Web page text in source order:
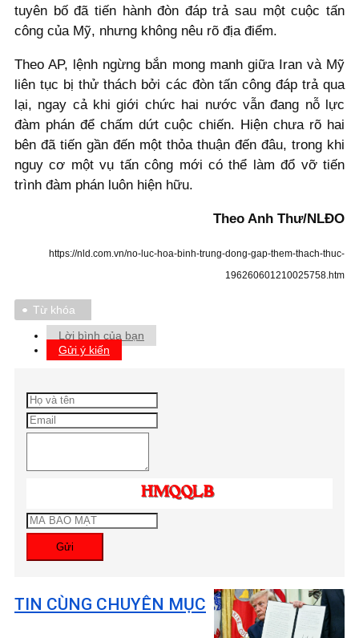
tuyên bố đã tiến hành đòn đáp trả sau một cuộc tấn
công của Mỹ, nhưng không nêu rõ địa điểm.
Theo AP, lệnh ngừng bắn mong manh giữa Iran và Mỹ
liên tục bị thử thách bởi các đòn tấn công đáp trả qua
lại, ngay cả khi giới chức hai nước vẫn đang nỗ lực
đàm phán để chấm dứt cuộc chiến. Hiện chưa rõ hai
bên đã tiến gần đến một thỏa thuận đến đâu, trong khi
nguy cơ một vụ tấn công mới có thể làm đổ vỡ tiến
trình đàm phán luôn hiện hữu.
Theo Anh Thư/NLĐO
https://nld.com.vn/no-luc-hoa-binh-trung-dong-gap-them-thach-thuc-
196260601210025758.htm
Từ khóa
Lời bình của bạn
Gửi ý kiến
Gửi
TIN CÙNG CHUYÊN MỤC